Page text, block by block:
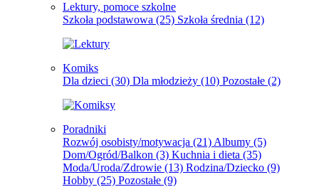
Lektury, pomoce szkolne
Szkoła podstawowa (25) Szkoła średnia (12)
Komiks
Dla dzieci (30) Dla młodzieży (10) Pozostałe (2)
Poradniki
Rozwój osobisty/motywacja (21) Albumy (5)
Dom/Ogród/Balkon (3) Kuchnia i dieta (35)
Moda/Uroda/Zdrowie (13) Rodzina/Dziecko (9)
Hobby (25) Pozostałe (9)